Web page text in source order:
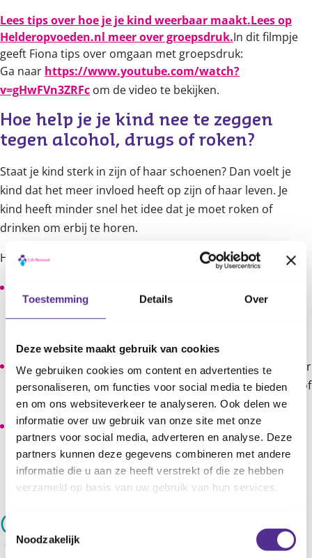
Toestemming Details Over
Deze website maakt gebruik van cookies
We gebruiken cookies om content en advertenties te
personaliseren, om functies voor social media te bieden
en om ons websiteverkeer te analyseren. Ook delen we
informatie over uw gebruik van onze site met onze
partners voor social media, adverteren en analyse. Deze
partners kunnen deze gegevens combineren met andere
informatie die u aan ze heeft verstrekt of die ze hebben
verzameld op basis van uw gebruik van hun services.
Noodzakelijk
Lees tips over hoe je je kind weerbaar maakt.Lees op
Helderopvoeden.nl meer over groepsdruk.In dit filmpje
geeft Fiona tips over omgaan met groepsdruk:
Ga naar https://www.youtube.com/watch?
v=gHwFVn3ZRFc om de video te bekijken.
Hoe help je je kind nee te zeggen
tegen alcohol, drugs of roken?
Staat je kind sterk in zijn of haar schoenen? Dan voelt je
kind dat het meer invloed heeft op zijn of haar leven. Je
kind heeft minder snel het idee dat je moet roken of
drinken om erbij te horen.
Hoe help je je kind zich sterk te voelen?
complimenten en moedig je kind aan om voor zichzelf
kind groter maakt.
Praat met je kind overroken,drugsenalcohol. Luister
naar wat je kind hierover te zeggen heeft. Neem hem of
haar serieus.
Leer je kind dat dat het in het leven soms ook tegenzit.
Dit hoort erbij. Een teleurstelling of een andere
negatieve ervaring is geen reden om drugs, sigaretten
of alcohol te gebruiken.